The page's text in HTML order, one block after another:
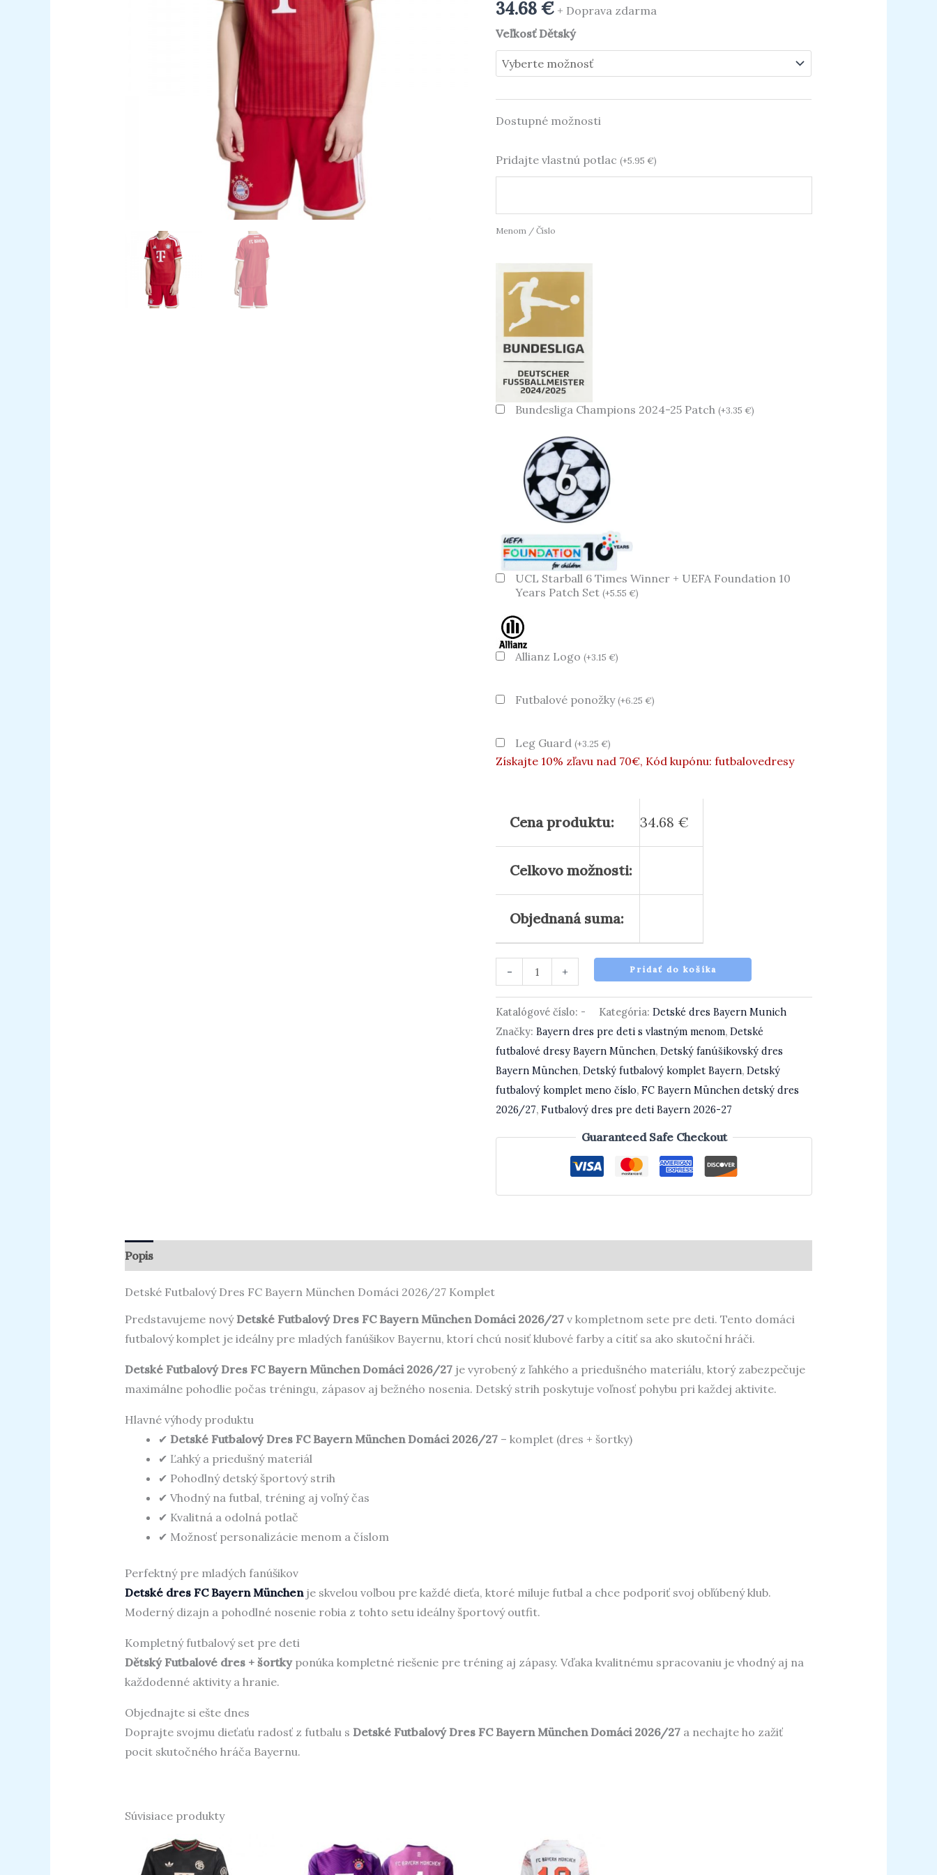
34.68€ + Doprava zdarma
Veľkosť Dětský
Dostupné možnosti
Pridajte vlastnú potlac(+5.95€)
Menom / Číslo
Bundesliga Champions 2024-25 Patch(+3.35€)
UCL Starball 6 Times Winner + UEFA Foundation 10
Years Patch Set(+5.55€)
Allianz Logo(+3.15€)
Futbalové ponožky(+6.25€)
Leg Guard(+3.25€)
Získajte 10% zľavu nad 70€, Kód kupónu: futbalovedresy
Cena produktu: 34.68 €
Celkovo možnosti:
Objednaná suma:
-
2026/27
Komplet
+ Pridať do košíka
Katalógové číslo: - Kategória:Detské dres Bayern Munich
Značky:Bayern dres pre deti s vlastným menom,Detské
futbalové dresy Bayern München,Detský fanúšikovský dres
Bayern München,Detský futbalový komplet Bayern,Detský
futbalový komplet meno číslo,FC Bayern München detský dres
2026/27,Futbalový dres pre deti Bayern 2026-27
Guaranteed Safe Checkout
Popis
Detské Futbalový Dres FC Bayern München Domáci 2026/27 Komplet
Predstavujeme nový Detské Futbalový Dres FC Bayern München Domáci 2026/27v kompletnom sete pre deti. Tento domáci
futbalový komplet je ideálny pre mladých fanúšikov Bayernu, ktorí chcú nosiť klubové farby a cítiť sa ako skutoční hráči.
Detské Futbalový Dres FC Bayern München Domáci 2026/27je vyrobený z ľahkého a priedušného materiálu, ktorý zabezpečuje
maximálne pohodlie počas tréningu, zápasov aj bežného nosenia. Detský strih poskytuje voľnosť pohybu pri každej aktivite.
Hlavné výhody produktu
✔ Detské Futbalový Dres FC Bayern München Domáci 2026/27– komplet (dres + šortky)
✔ Ľahký a priedušný materiál
✔ Pohodlný detský športový strih
✔ Vhodný na futbal, tréning aj voľný čas
✔ Kvalitná a odolná potlač
✔ Možnosť personalizácie menom a číslom
Perfektný pre mladých fanúšikov
Detské dres FC Bayern Münchenje skvelou voľbou pre každé dieťa, ktoré miluje futbal a chce podporiť svoj obľúbený klub.
Moderný dizajn a pohodlné nosenie robia z tohto setu ideálny športový outfit.
Kompletný futbalový set pre deti
Dětský Futbalové dres + šortkyponúka kompletné riešenie pre tréning aj zápasy. Vďaka kvalitnému spracovaniu je vhodný aj na
každodenné aktivity a hranie.
Objednajte si ešte dnes
Doprajte svojmu dieťaťu radosť z futbalu s Detské Futbalový Dres FC Bayern München Domáci 2026/27a nechajte ho zažiť
pocit skutočného hráča Bayernu.
Súvisiace produkty